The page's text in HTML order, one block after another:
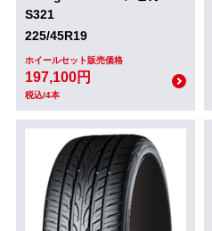
S321
225/45R19
ホイールセット販売価格
197,100円
税込/4本